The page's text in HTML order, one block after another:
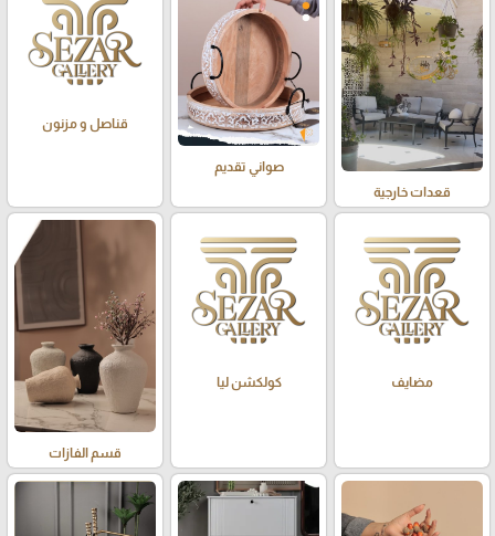
قعدات خارجية
صواني تقديم
قناصل و مزنون
مضايف كولكشن ليا
قسم الفازات